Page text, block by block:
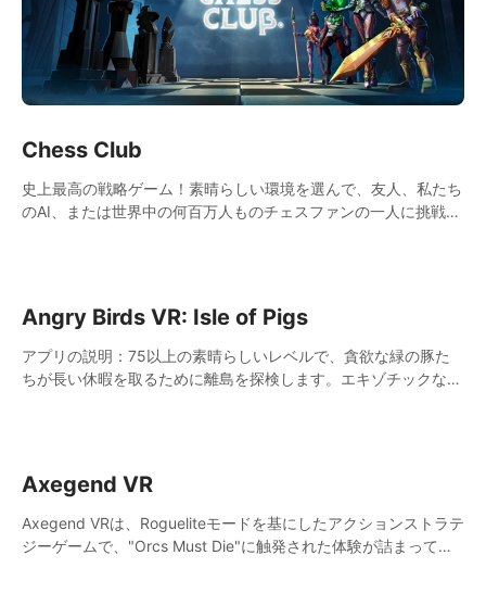
Chess Club
史上最高の戦略ゲーム！素晴らしい環境を選んで、友人、私たち
のAI、または世界中の何百万人ものチェスファンの一人に挑戦し
Angry Birds VR: Isle of Pigs
アプリの説明：75以上の素晴らしいレベルで、貪欲な緑の豚た
ちが長い休暇を取るために離島を探検します。エキゾチックなビ
Axegend VR
Axegend VRは、Rogueliteモードを基にしたアクションストラテ
ジーゲームで、"Orcs Must Die"に触発された体験が詰まってい